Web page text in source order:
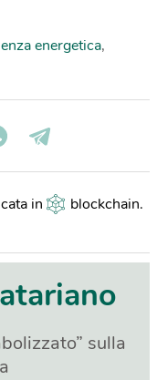
energetica,
in blockchain.
sulla